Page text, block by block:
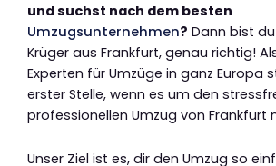
und suchst nach dem besten
Umzugsunternehmen? Dann bist
Krüger aus Frankfurt, genau richtig!
Experten für Umzüge in ganz Europa
erster Stelle, wenn es um den
professionellen Umzug von Frankfurt
Unser Ziel ist es, dir den Umzug so